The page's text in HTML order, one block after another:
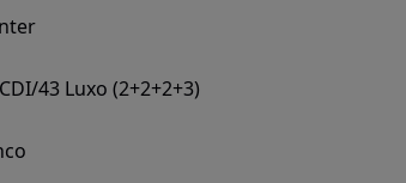
43 Luxo (2+2+2+3)